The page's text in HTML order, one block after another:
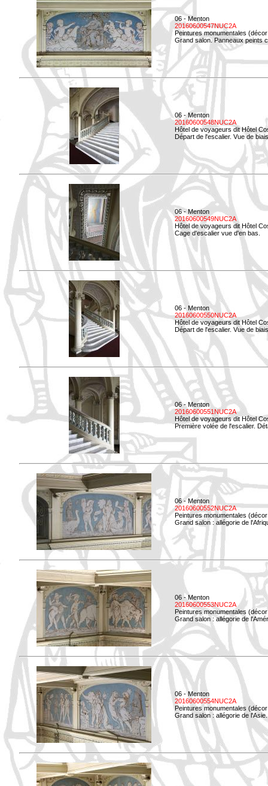
06 - Menton
20160600547NUC2A
Peintures monumentales
Grand salon. Panneaux peints
06 - Menton
20160600548NUC2A
Hôtel de voyageurs dit Hôtel
Départ de l'escalier. Vue de
06 - Menton
20160600549NUC2A
Hôtel de voyageurs dit Hôtel
Cage d'escalier vue d'en bas.
06 - Menton
20160600550NUC2A
Hôtel de voyageurs dit Hôtel
Départ de l'escalier. Vue de
06 - Menton
20160600551NUC2A
Hôtel de voyageurs dit Hôtel
Première volée de l'escalier.
06 - Menton
20160600552NUC2A
Peintures monumentales
Grand salon : allégorie de
06 - Menton
20160600553NUC2A
Peintures monumentales
Grand salon : allégorie de
06 - Menton
20160600554NUC2A
Peintures monumentales
Grand salon : allégorie de l'Asie.